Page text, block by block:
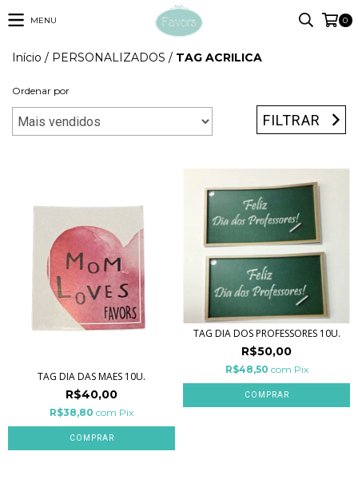
MENU 0
Início / PERSONALIZADOS / TAG ACRILICA
Ordenar por
FILTRAR
TAG DIA DAS MAES 10U.
R$40,00
R$38,80 com Pix
TAG DIA DOS PROFESSORES 10U.
R$50,00
R$48,50 com Pix